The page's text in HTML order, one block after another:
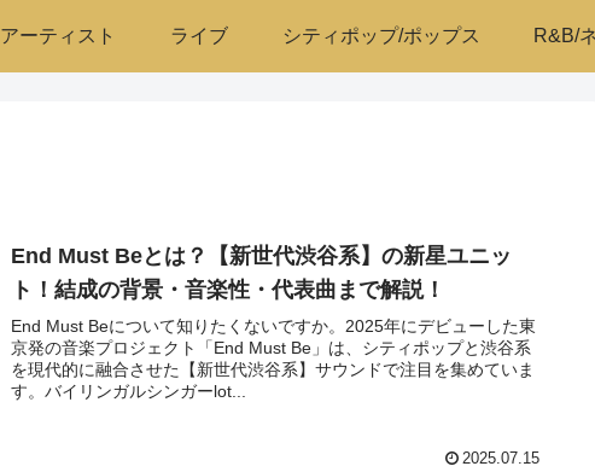
アーティスト ライブ シティポップ/ポップス R&B/
End Must Beとは？【新世代渋谷系】の新星ユニッ
ト！結成の背景・音楽性・代表曲まで解説！
End Must Beについて知りたくないですか。2025年にデビューした東
京発の音楽プロジェクト「End Must Be」は、シティポップと渋谷系
を現代的に融合させた【新世代渋谷系】サウンドで注目を集めていま
す。バイリンガルシンガーlot...
2025.07.15